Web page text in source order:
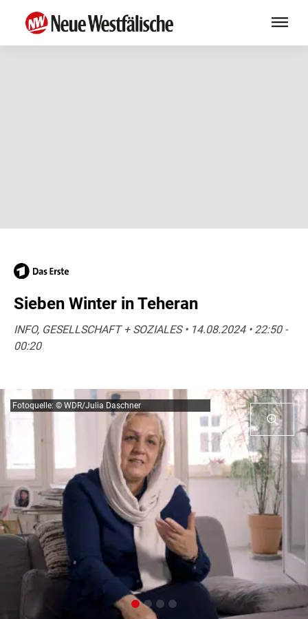
Sieben Winter in Teheran
INFO, GESELLSCHAFT + SOZIALES • 14.08.2024 • 22:50 -
00:20
Fotoquelle: © WDR/Julia Daschner